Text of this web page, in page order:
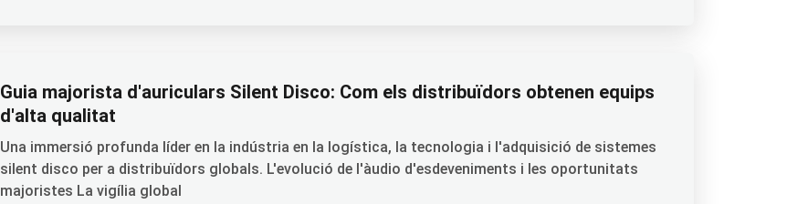
Guia majorista d'auriculars Silent Disco: Com els distribuïdors obtenen equips
d'alta qualitat
Una immersió profunda líder en la indústria en la logística, la tecnologia i l'adquisició de sistemes
silent disco per a distribuïdors globals. L'evolució de l'àudio d'esdeveniments i les oportunitats
majoristes La vigília global